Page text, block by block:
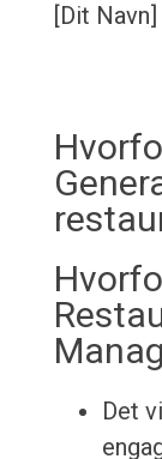
[Dit Navn]
Det